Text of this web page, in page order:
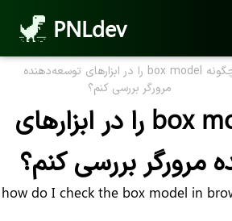
PNLdev
چگونه box model را در ابزارهای توسعه‌دهنده
مرورگر بررسی کنم؟
چگونه box model را در ابزارهای
مرورگر بررسی کنم؟
how do I check the box model in